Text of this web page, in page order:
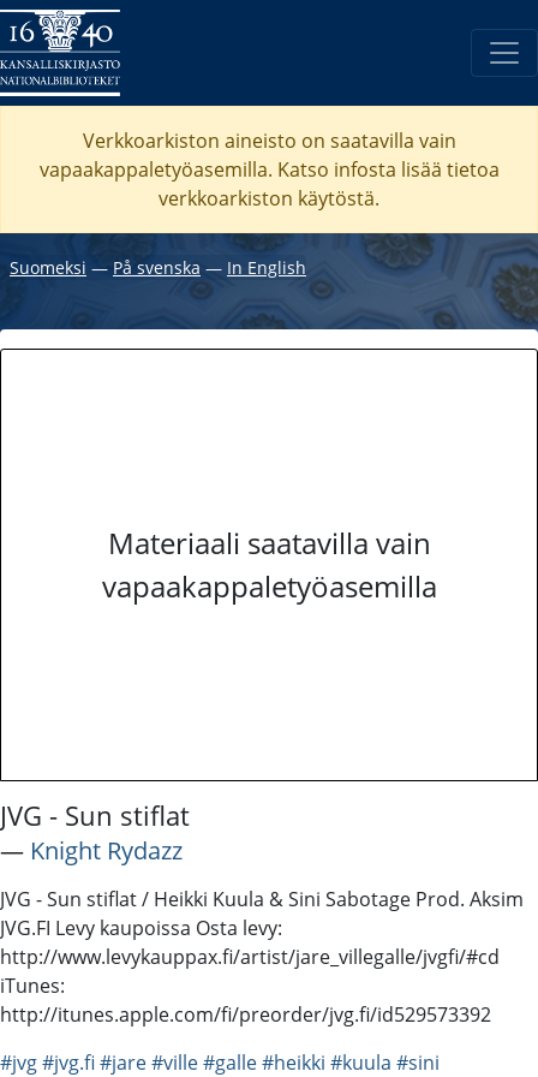
Verkkoarkiston aineisto on saatavilla vain
vapaakappaletyöasemilla. Katso infosta lisää tietoa
verkkoarkiston käytöstä.
Suomeksi ― På svenska ― In English
Materiaali saatavilla vain
vapaakappaletyöasemilla
JVG - Sun stiflat
― Knight Rydazz
JVG - Sun stiflat / Heikki Kuula & Sini Sabotage Prod. Aksim
JVG.FI Levy kaupoissa Osta levy:
http://www.levykauppax.fi/artist/jare_villegalle/jvgfi/#cd
iTunes:
http://itunes.apple.com/fi/preorder/jvg.fi/id529573392
#jvg#jvg.fi #jare#ville#galle#heikki #kuula #sini